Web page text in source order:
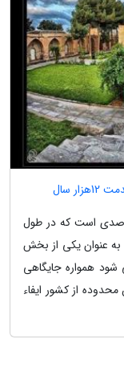
سال
است که در طول
به عنوان یکی از بخش
همواره جایگاهی
از کشور ایفاء